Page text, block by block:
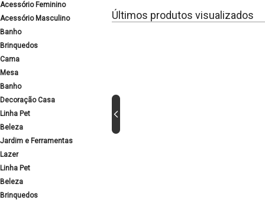
Acessório Feminino
Acessório Masculino
Banho
Brinquedos
Cama
Mesa
Banho
Decoração Casa
Linha Pet
Beleza
Jardim e Ferramentas
Lazer
Linha Pet
Beleza
Brinquedos
Últimos produtos visualizados